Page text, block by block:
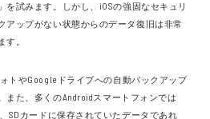
を試みます。しかし、iOSの強固なセキュリ
アップがない状態からのデータ復旧は非常
す。
トやGoogleドライブへの自動バックアップ
また、多くのAndroidスマートフォンでは
SDカードに保存されていたデータであれ